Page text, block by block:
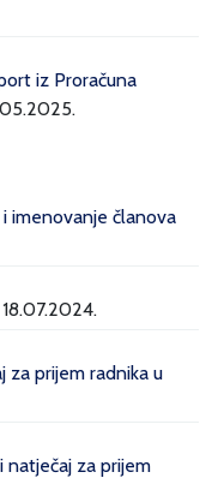
iz Proračuna
i imenovanje članova
18.07.2024.
za prijem radnika u
natječaj za prijem